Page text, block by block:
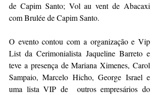
de Capim Santo; Vol au vent de Abacaxi
com Brulée de Capim Santo.
O evento contou com a organização e Vip
List da Cerimonialista Jaqueline Barreto e
teve a presença de Mariana Ximenes, Carol
Sampaio, Marcelo Hicho, George Israel e
uma lista VIP de  outros empresários do